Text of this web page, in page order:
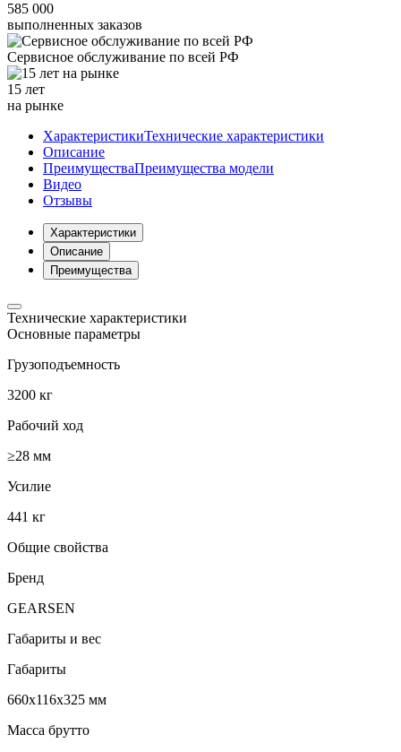
585 000
выполненных заказов
Сервисное обслуживание по всей РФ
15 лет
на рынке
ХарактеристикиТехнические характеристики
Описание
ПреимуществаПреимущества модели
Видео
Отзывы
Характеристики
Описание
Преимущества
Технические характеристики
Основные параметры
Грузоподъемность
3200 кг
Рабочий ход
≥28 мм
Усилие
441 кг
Общие свойства
Бренд
GEARSEN
Габариты и вес
Габариты
660x116x325 мм
Масса брутто